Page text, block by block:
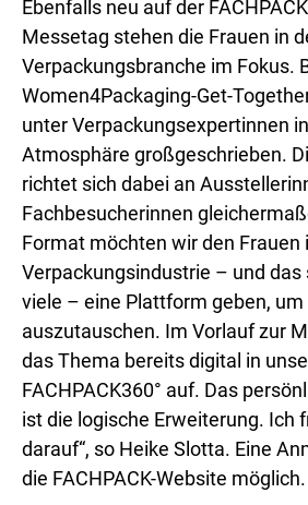
Ebenfalls neu auf der
Messetag stehen die Frauen in
Verpackungsbranche im Fokus.
Women4Packaging-Get-
unter Verpackungsexpertinnen
Atmosphäre großgeschrieben.
richtet sich dabei an
Fachbesucherinnen
Format möchten wir den Frauen
Verpackungsindustrie – und das
viele – eine Plattform geben, um
auszutauschen. Im Vorlauf zur
das Thema bereits digital in
FACHPACK360° auf. Das
ist die logische Erweiterung. Ich
darauf“, so Heike Slotta. Eine
die FACHPACK-Website möglich.